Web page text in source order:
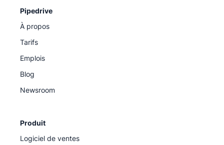
Pipedrive
À propos
Tarifs
Emplois
Blog
Newsroom
Produit
Logiciel de ventes